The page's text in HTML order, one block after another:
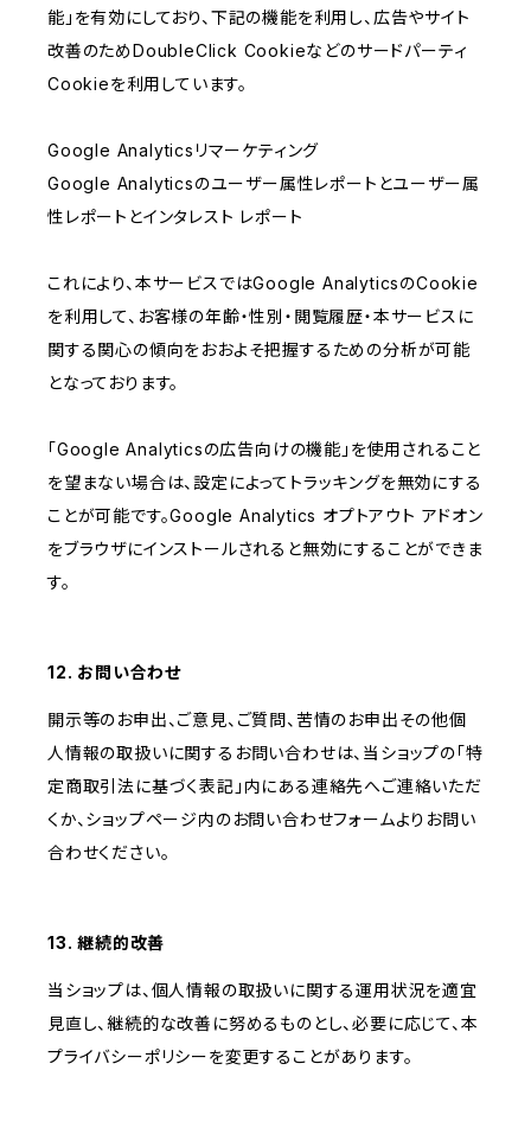
能」を有効にしており、下記の機能を利用し、広告やサイト
改善のためDoubleClick Cookieなどのサードパーティ
Cookieを利用しています。
Google Analyticsリマーケティング
Google Analyticsのユーザー属性レポートとユーザー属
性レポートとインタレスト レポート
これにより、本サービスではGoogle AnalyticsのCookie
を利用して、お客様の年齢・性別・閲覧履歴・本サービスに
関する関心の傾向をおおよそ把握するための分析が可能
となっております。
「Google Analyticsの広告向けの機能」を使用されること
を望まない場合は、設定によってトラッキングを無効にする
ことが可能です。Google Analytics オプトアウト アドオン
をブラウザにインストールされると無効にすることができま
す。
12. お問い合わせ
開示等のお申出、ご意見、ご質問、苦情のお申出その他個
人情報の取扱いに関するお問い合わせは、当ショップの「特
定商取引法に基づく表記」内にある連絡先へご連絡いただ
くか、ショップページ内のお問い合わせフォームよりお問い
合わせください。
13. 継続的改善
当ショップは、個人情報の取扱いに関する運用状況を適宜
見直し、継続的な改善に努めるものとし、必要に応じて、本
プライバシーポリシーを変更することがあります。